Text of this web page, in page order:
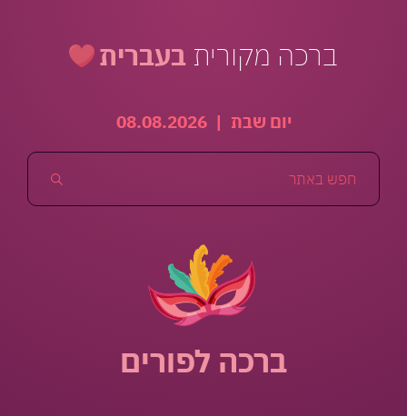
ברכה מקורית בעברית
יום שבת |
08.08.2026
ברכה לפורים